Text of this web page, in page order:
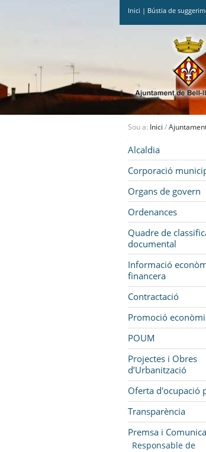
Inici | Bústia de
Sou a: Inici /
Alcaldia
Corporació
Organs de govern
Ordenances
Quadre de
documental
Informació
financera
Contractació
Promoció
POUM
Projectes i Obres
d’Urbanització
Oferta d'ocupació
Transparència
Premsa i
Responsable de